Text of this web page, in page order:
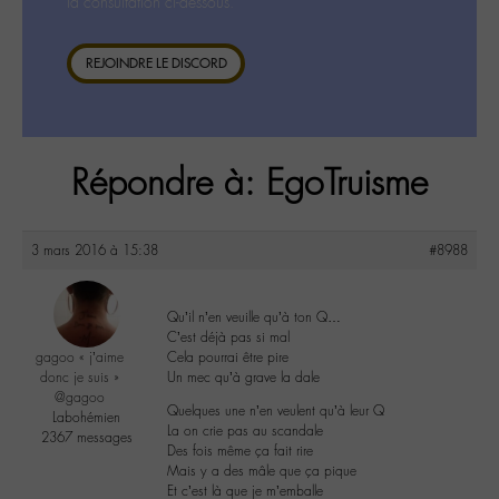
REJOINDRE LE DISCORD
Répondre à: EgoTruisme
3 mars 2016 à 15:38 #8988
gagoo « j’aime
donc je suis »
@gagoo
Labohémien
2367 messages
Qu’il n’en veuille qu’à ton Q…
C’est déjà pas si mal
Cela pourrai être pire
Un mec qu’à grave la dale
Quelques une n’en veulent qu’à leur Q
La on crie pas au scandale
Des fois même ça fait rire
Mais y a des mâle que ça pique
Et c’est là que je m’emballe